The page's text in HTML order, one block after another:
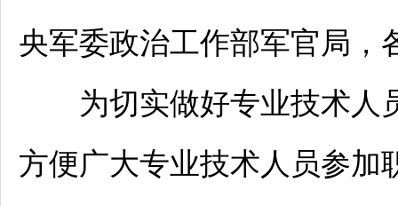
央军委政治工作部军官局，
为切实做好专业技术人
方便广大专业技术人员参加